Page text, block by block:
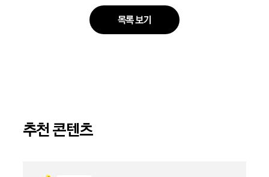
목록 보기
추천 콘텐츠